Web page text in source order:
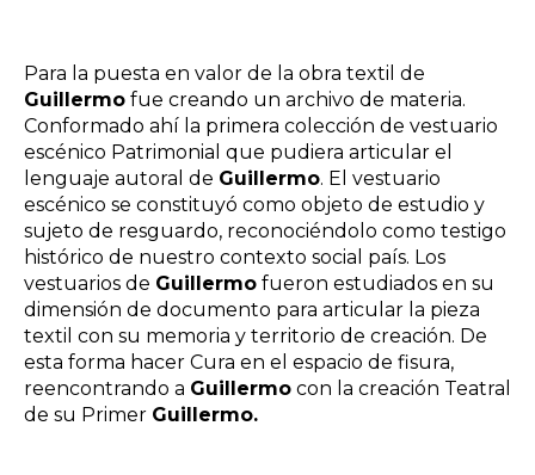
Para la puesta en valor de la obra textil de
Guillermo fue creando un archivo de materia.
Conformado ahí la primera colección de vestuario
escénico Patrimonial que pudiera articular el
lenguaje autoral de Guillermo. El vestuario
escénico se constituyó como objeto de estudio y
sujeto de resguardo, reconociéndolo como testigo
histórico de nuestro contexto social país. Los
vestuarios de Guillermo fueron estudiados en su
dimensión de documento para articular la pieza
textil con su memoria y territorio de creación. De
esta forma hacer Cura en el espacio de fisura,
reencontrando a Guillermo con la creación Teatral
de su Primer Guillermo.